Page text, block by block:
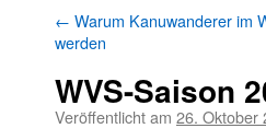
← Warum Kanuwanderer im
werden
WVS-Saison
Veröffentlicht am 26. Oktober